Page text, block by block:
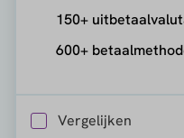
150+
600+
Vergelijken